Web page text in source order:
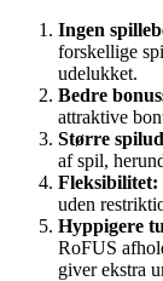
Ingen
forskellige
udelukket.
Bedre
attraktive
Større
af spil,
Fleksibilitet:
uden
Hyppigere
RoFUS
giver ekstra